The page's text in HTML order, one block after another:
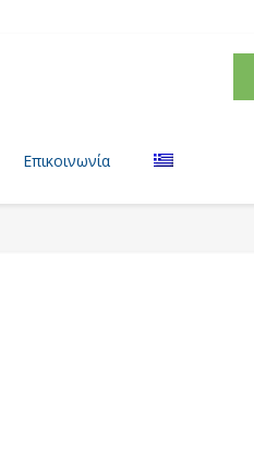
Επικοινωνία